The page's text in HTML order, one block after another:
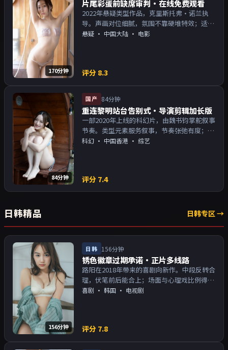
170分钟
片尾彩蛋前缺席审判·在线免费观看
2022年悬疑类型作品，克里斯托弗·诺兰执
导。声画对位细腻，氛围不靠硬堆特效；适合
周末一口气追完。主演以演技派为主，适合喜
悬疑 · 中国大陆 · 电影
评分 8.3
84分钟
国产 84分钟
重连黎明站台告别式·导演剪辑加长版
一部2020年上线的科幻片，由魏书钧掌舵叙事
节奏。类型元素服务叙事，节奏张弛有度；对
白密度高，留意潜台词。主演以演技派为主，
科幻 · 中国香港 · 综艺
评分 7.4
日韩精品 日韩专区 →
156分钟
日韩 156分钟
锈色徽章过期承诺·正片多线路
路阳在2018年带来的喜剧向新作。中段反转合
理，伏笔前后能合上；场面与心理戏比例得
当。主演以演技派为主，适合喜欢强叙事与人
喜剧 · 韩国 · 电视剧
评分 7.8